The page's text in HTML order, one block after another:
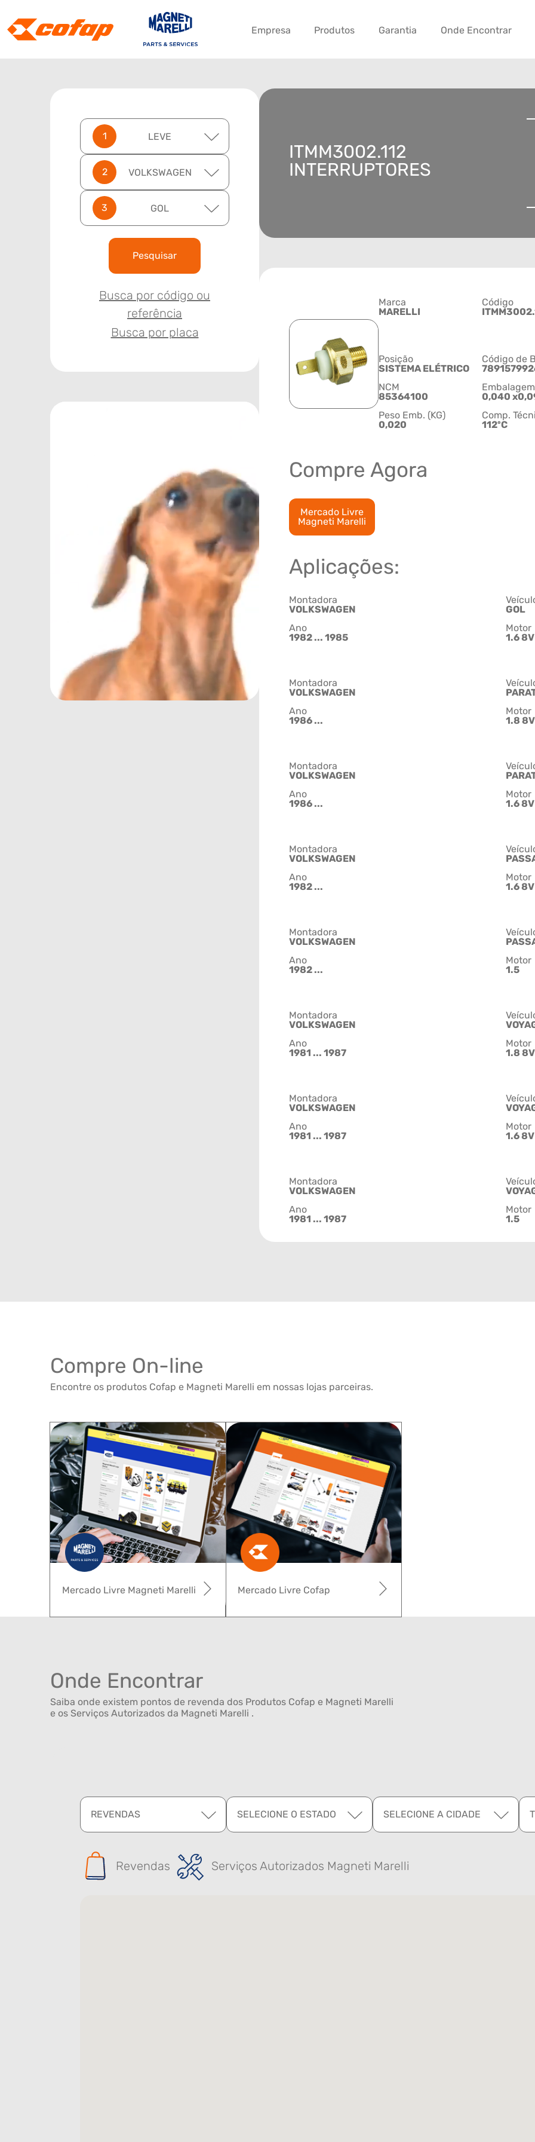
Empresa Produtos Garantia Onde Encontrar
LEVE
VOLKSWAGEN
GOL
Pesquisar
Busca por código ou
referência
Busca por placa
ITMM3002.112
INTERRUPTORES
Marca
MARELLI
Código
Posição
SISTEMA ELÉTRICO
Código de
NCM
85364100
0,040
Peso Emb. (KG)
0,020
Comp.
112ºC
Compre Agora
Mercado Livre
Magneti Marelli
Aplicações:
Montadora
VOLKSWAGEN
GOL
Ano
1982 ... 1985
Motor
1.6 8V
Montadora
VOLKSWAGEN
Ano
1986 ...
Motor
1.8 8V
Montadora
VOLKSWAGEN
Ano
1986 ...
Motor
1.6 8V
Montadora
VOLKSWAGEN
Ano
1982 ...
Motor
1.6 8V
Montadora
VOLKSWAGEN
Ano
1982 ...
Motor
1.5
Montadora
VOLKSWAGEN
Ano
1981 ... 1987
Motor
1.8 8V
Montadora
VOLKSWAGEN
Ano
1981 ... 1987
Motor
1.6 8V
Montadora
VOLKSWAGEN
Ano
1981 ... 1987
Motor
1.5
Compre On-line
Encontre os produtos Cofap e Magneti Marelli em nossas lojas parceiras.
Mercado Livre Cofap
Mercado Livre Magneti Marelli
Onde Encontrar
Saiba onde existem pontos de revenda dos Produtos Cofap e Magneti Marelli
e os Serviços Autorizados da Magneti Marelli .
REVENDAS SELECIONE O ESTADO SELECIONE A CIDADE
Revendas Serviços Autorizados Magneti Marelli